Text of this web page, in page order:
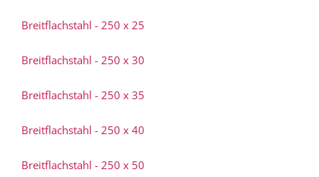
Breitflachstahl - 250 x 25
Breitflachstahl - 250 x 30
Breitflachstahl - 250 x 35
Breitflachstahl - 250 x 40
Breitflachstahl - 250 x 50